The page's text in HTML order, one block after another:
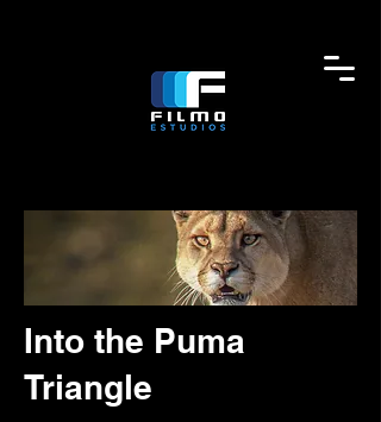
Into the Puma
Triangle